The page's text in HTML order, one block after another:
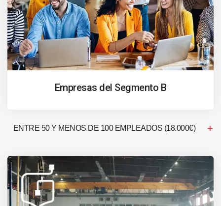
Empresas del Segmento B
ENTRE 50 Y MENOS DE 100 EMPLEADOS (18.000€)